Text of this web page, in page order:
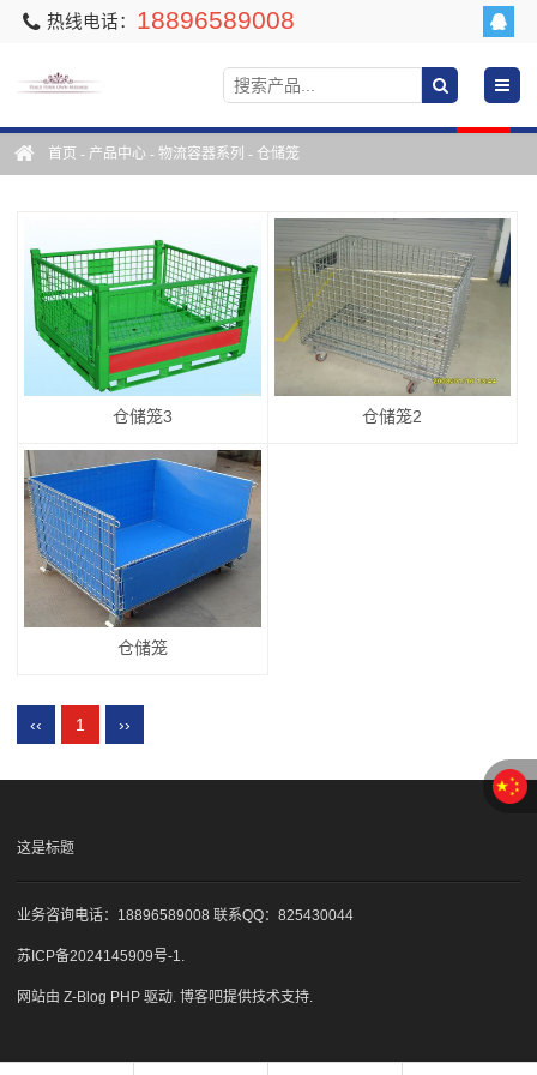
热线电话： 18896589008
首页 - 产品中心 - 物流容器系列 - 仓储笼
仓储笼3 仓储笼2
仓储笼
‹‹ 1 ››
这是标题
业务咨询电话：18896589008 联系QQ：825430044
苏ICP备2024145909号-1.
网站由 Z-Blog PHP 驱动. 博客吧提供技术支持.